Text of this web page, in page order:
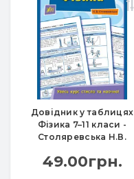
Довідник у таблицях
Фізика 7–11 класи -
Столяревська Н.В.
49.00грн.